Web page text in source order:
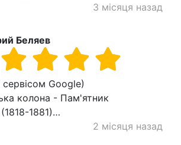
3 місяця назад
Беляев
Google)
колона - Пам'ятник
1881)…
2 місяця назад